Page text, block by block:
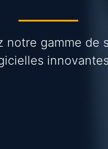
notre gamme de
innovantes